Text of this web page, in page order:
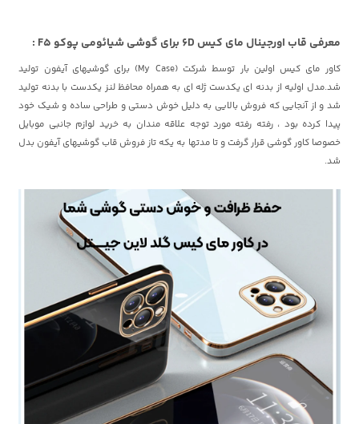
معرفی قاب اورجینال مای کیس 6D برای گوشی شیائومی پوکو F5 :
کاور مای کیس اولین بار توسط شرکت (My Case) برای گوشیهای آیفون تولید
شد.مدل اولیه از بدنه ای یکدست ژله ای به همراه محافظ لنز یکدست با بدنه تولید
شد و از آنجایی که فروش بالایی به دلیل خوش دستی و طراحی ساده و شیک خود
پیدا کرده بود ، رفته رفته مورد توجه علاقه مندان به خرید لوازم جانبی موبایل
خصوصا کاور گوشی قرار گرفت و تا مدتها به یکه تاز فروش قاب گوشیهای آیفون بدل
شد.